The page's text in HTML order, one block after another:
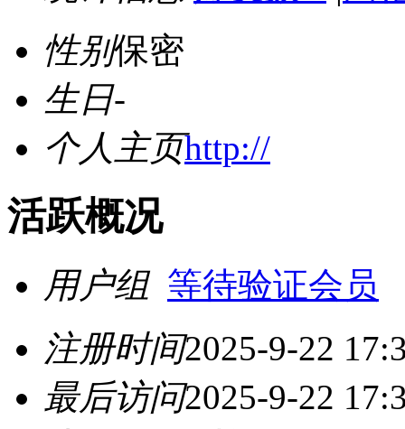
性别保密
生日-
个人主页http://
活跃概况
用户组 等待验证会员
注册时间2025-9-22
最后访问2025-9-22